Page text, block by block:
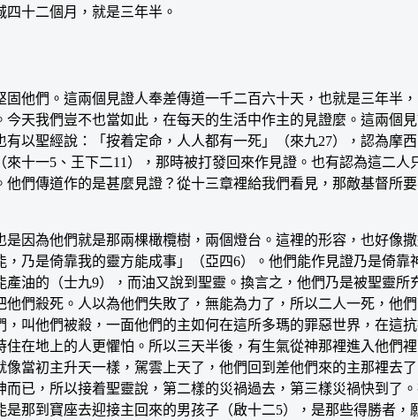
十二個月，就是三年半。
們。這兩個見證人奉差傳道一千二百六十天，也就是三年半
天我們豈不也當如此，在每天的生活中作主的見證麼。這兩個
以聖經說：「按着定命，人人都有一死」（來九27），認為摩
十一5、王下二11），那時被打發回來作見證。也有認為這二
們傳道作的是甚麼見證？從十三章裡給我們看見，那敵基督所
為他們就是那兩棵橄欖樹，兩個燈台。這裡的形容，也好像
乃是倚靠我的靈方能成事」（亞四6）。他們能作見證乃是倚
油的（士九9），而油又說到聖靈。換言之，他們乃是被聖靈
們殺死。人以為他們失敗了，無能為力了，所以二人一死，他
叫他們被殺，一面他們的主如何在這所多瑪的罪惡世界，在這
在地上的人更懼怕。所以三天半後，有生氣從神那裡進入他們
當初主升天一樣，駕雲上天了，他們回到差他們來的主那裡去
已，所以接着聖靈說，第二樣的災禍過去，第三樣災禍快到了
那到寶座去迎接主回來的男孩子（啟十二5），是那些得勝者，